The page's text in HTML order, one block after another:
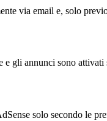
via email e, solo
gli annunci sono attivati
solo secondo le